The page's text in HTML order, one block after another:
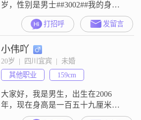
岁，性别是男士##3002##我的身高
是170cm##3002##我的学历是大专
##3002##我现在的工作地是在宜
宾，月收入在12001到20000元之间
##3002##我这个人性格比较稳重可
靠，平时也保持着乐观积极的心态
##3002##我对自己该承担的责任都
会负责到底，做事也挺有
打招呼 发留言
小伟吖
20岁  |  四川宜宾  |  未婚
其他职业
159cm
大家好，我是男生，出生在2006
年，现在身高是一百五十九厘米
##3002##我的月收入在三千元以